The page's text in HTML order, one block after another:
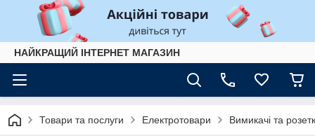
НАЙКРАЩИЙ ІНТЕРНЕТ МАГАЗИН
Товари та послуги Електротовари Вимикачі та